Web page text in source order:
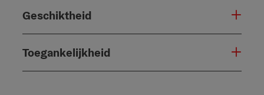
Geschiktheid
Toegankelijkheid